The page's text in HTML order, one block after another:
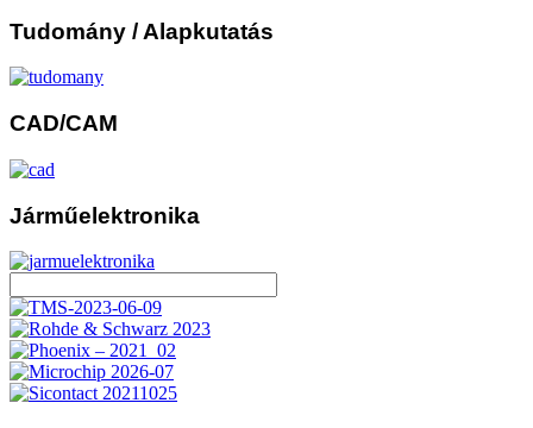
Tudomány / Alapkutatás
CAD/CAM
Járműelektronika